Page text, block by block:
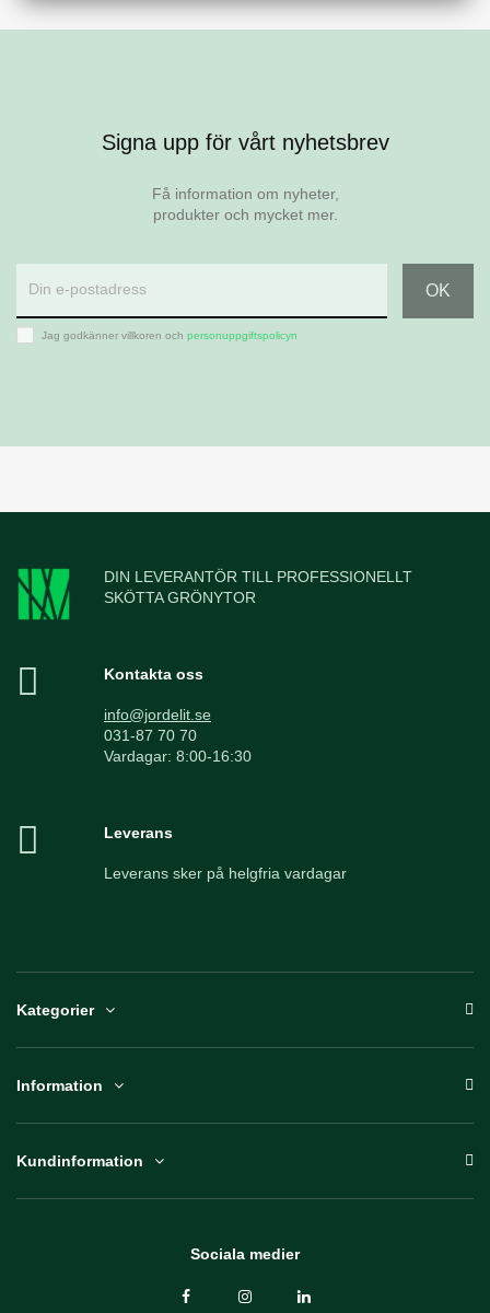
Signa upp för vårt nyhetsbrev
Få information om nyheter,
produkter och mycket mer.
Jag godkänner villkoren och personuppgiftspolicyn
DIN LEVERANTÖR TILL PROFESSIONELLT
SKÖTTA GRÖNYTOR
Kontakta oss
info@jordelit.se
031-87 70 70
Vardagar: 8:00-16:30
Leverans
Leverans sker på helgfria vardagar
Kategorier
Information
Kundinformation
Sociala medier